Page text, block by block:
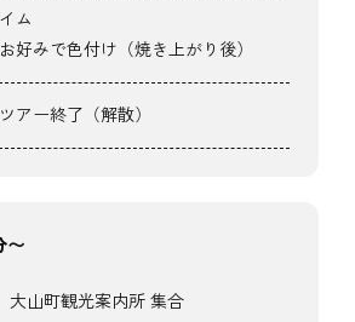
イム
お好みで色付け（焼き上がり後）
ツアー終了（解散）
〜
大山町観光案内所 集合